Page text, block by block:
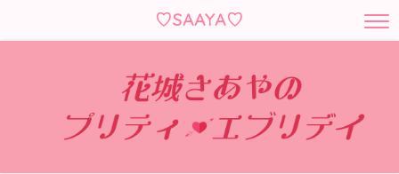
♡SAAYA♡